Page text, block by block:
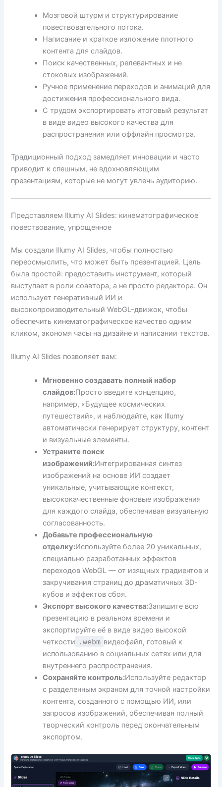
Мозговой штурм и структурирование
повествовательного потока.
Написание и краткое изложение плотного
контента для слайдов.
Поиск качественных, релевантных и не
стоковых изображений.
Ручное применение переходов и анимаций для
достижения профессионального вида.
С трудом экспортировать итоговый результат
в виде видео высокого качества для
распространения или оффлайн просмотра.
Традиционный подход замедляет инновации и часто
приводит к спешным, не вдохновляющим
презентациям, которые не могут увлечь аудиторию.
Представляем Illumy AI Slides: кинематографическое
повествование, упрощенное
Мы создали Illumy AI Slides, чтобы полностью
переосмыслить, что может быть презентацией. Цель
была простой: предоставить инструмент, который
выступает в роли соавтора, а не просто редактора. Он
использует генеративный ИИ и
высокопроизводительный WebGL-движок, чтобы
обеспечить кинематографическое качество одним
кликом, экономя часы на дизайне и написании текстов.
Illumy AI Slides позволяет вам:
Мгновенно создавать полный набор
слайдов:Просто введите концепцию,
например, «Будущее космических
путешествий», и наблюдайте, как Illumy
автоматически генерирует структуру, контент
и визуальные элементы.
Устраните поиск
изображений:Интегрированная синтез
изображений на основе ИИ создает
уникальные, учитывающие контекст,
высококачественные фоновые изображения
для каждого слайда, обеспечивая визуальную
согласованность.
Добавьте профессиональную
отделку:Используйте более 20 уникальных,
специально разработанных эффектов
переходов WebGL — от изящных градиентов и
закручивания страниц до драматичных 3D-
кубов и эффектов сбоя.
Экспорт высокого качества:Запишите всю
презентацию в реальном времени и
экспортируйте её в виде видео высокой
четкости .webm видеофайл, готовый к
использованию в социальных сетях или для
внутреннего распространения.
Сохраняйте контроль:Используйте редактор
с разделенным экраном для точной настройки
контента, созданного с помощью ИИ, или
запросов изображений, обеспечивая полный
творческий контроль перед окончательным
экспортом.